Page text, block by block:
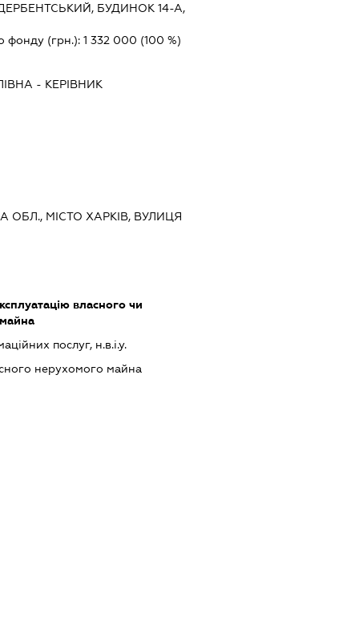
БУДИНОК 14-А,
фонду (грн.): 1 332 000 (100 %)
- КЕРІВНИК
ОБЛ., МІСТО ХАРКІВ, ВУЛИЦЯ
власного чи
послуг, н.в.і.у.
нерухомого майна